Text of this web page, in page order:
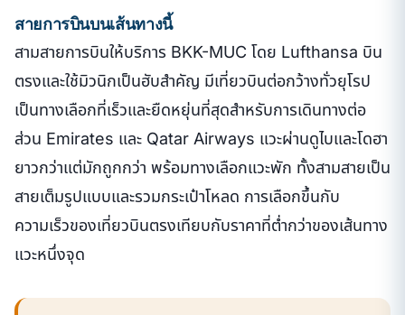
สายการบินบนเส้นทางนี้
สามสายการบินให้บริการ BKK-MUC โดย Lufthansa บิน
ตรงและใช้มิวนิกเป็นฮับสำคัญ มีเที่ยวบินต่อกว้างทั่วยุโรป
เป็นทางเลือกที่เร็วและยืดหยุ่นที่สุดสำหรับการเดินทางต่อ
ส่วน Emirates และ Qatar Airways แวะผ่านดูไบและโดฮา
ยาวกว่าแต่มักถูกกว่า พร้อมทางเลือกแวะพัก ทั้งสามสายเป็น
สายเต็มรูปแบบและรวมกระเป๋าโหลด การเลือกขึ้นกับ
ความเร็วของเที่ยวบินตรงเทียบกับราคาที่ต่ำกว่าของเส้นทาง
แวะหนึ่งจุด